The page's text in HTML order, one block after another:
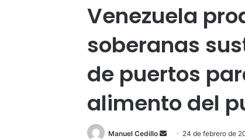
Venezuela
soberanas
de puertos
alimento del
Manuel Cedillo
Send24 de febrero de